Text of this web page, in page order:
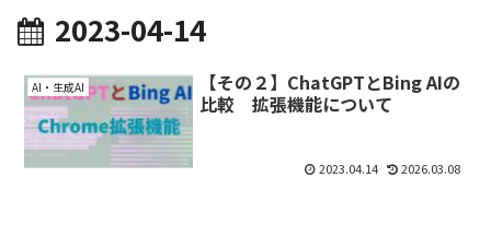
2023-04-14
AI・生成AI
【その２】ChatGPTとBing AIの
比較 拡張機能について
2023.04.14 2026.03.08